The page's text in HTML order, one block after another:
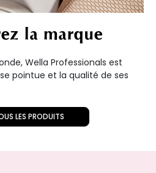
la marque
Wella Professionals est
pointue et la qualité de ses
LES PRODUITS